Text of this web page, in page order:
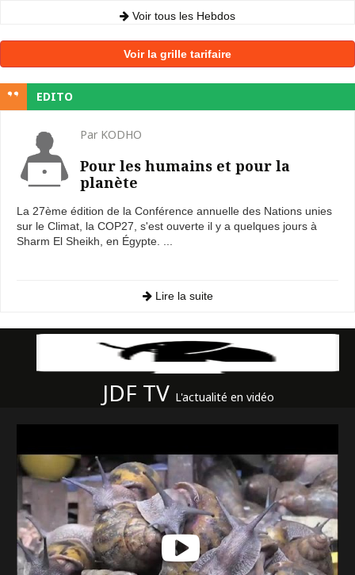
Voir tous les Hebdos
Voir la grille tarifaire
EDITO
Par KODHO
Pour les humains et pour la
planète
La 27ème édition de la Conférence annuelle des Nations unies
sur le Climat, la COP27, s'est ouverte il y a quelques jours à
Sharm El Sheikh, en Égypte. ...
Lire la suite
JDF TV L'actualité en vidéo